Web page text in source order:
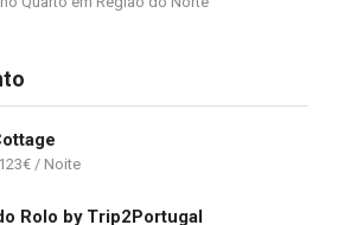
123€
Rolo by Trip2Portugal